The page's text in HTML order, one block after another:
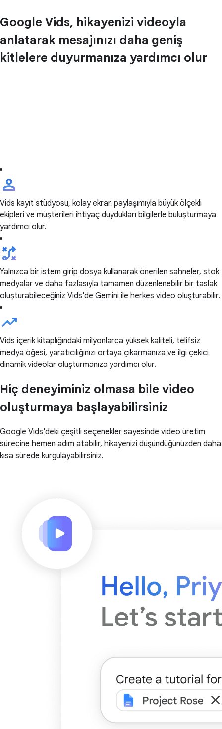
Google Vids, hikayenizi videoyla
anlatarak mesajınızı daha geniş
kitlelere duyurmanıza yardımcı olur
Vids kayıt stüdyosu, kolay ekran paylaşımıyla büyük ölçekli
ekipleri ve müşterileri ihtiyaç duydukları bilgilerle buluşturmaya
yardımcı olur.
Yalnızca bir istem girip dosya kullanarak önerilen sahneler, stok
medyalar ve daha fazlasıyla tamamen düzenlenebilir bir taslak
oluşturabileceğiniz Vids'de Gemini ile herkes video oluşturabilir.
Vids içerik kitaplığındaki milyonlarca yüksek kaliteli, telifsiz
medya öğesi, yaratıcılığınızı ortaya çıkarmanıza ve ilgi çekici
dinamik videolar oluşturmanıza yardımcı olur.
Hiç deneyiminiz olmasa bile video
oluşturmaya başlayabilirsiniz
Google Vids'deki çeşitli seçenekler sayesinde video üretim
sürecine hemen adım atabilir, hikayenizi düşündüğünüzden daha
kısa sürede kurgulayabilirsiniz.